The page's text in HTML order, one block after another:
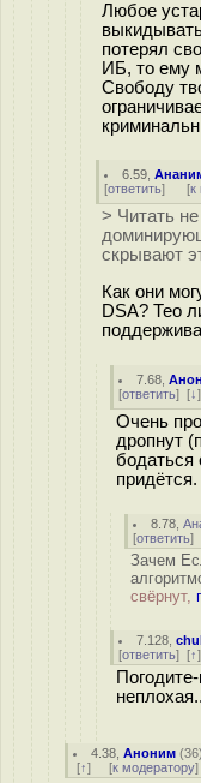
Любое
потерял
ИБ, то ему
Свободу
6.59 ,
[ответить] [к
> Читать
скрывают
Как они
DSA? Тео
7.68 ,
[ответить] [↓
Очень
дропнут
бодаться
придётся.
8.78 ,
[ответить]
Зачем
свёрнут,
7.128 ,
[ответить] [↑
4.38 ,Аноним (36
[↑] [к модератору]